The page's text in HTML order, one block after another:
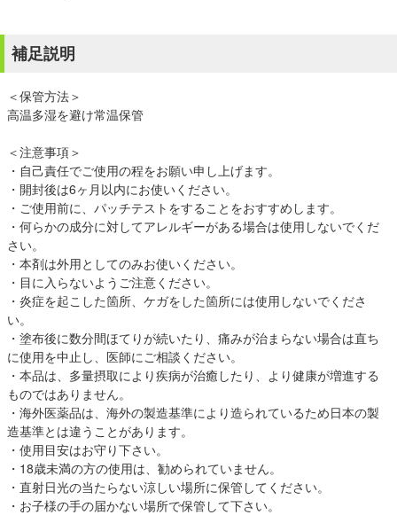
補足説明
＜保管方法＞
高温多湿を避け常温保管
＜注意事項＞
・自己責任でご使用の程をお願い申し上げます。
・開封後は6ヶ月以内にお使いください。
・ご使用前に、パッチテストをすることをおすすめします。
・何らかの成分に対してアレルギーがある場合は使用しないでくだ
さい。
・本剤は外用としてのみお使いください。
・目に入らないようご注意ください。
・炎症を起こした箇所、ケガをした箇所には使用しないでくださ
い。
・塗布後に数分間ほてりが続いたり、痛みが治まらない場合は直ち
に使用を中止し、医師にご相談ください。
・本品は、多量摂取により疾病が治癒したり、より健康が増進する
ものではありません。
・海外医薬品は、海外の製造基準により造られているため日本の製
造基準とは違うことがあります。
・使用目安はお守り下さい。
・18歳未満の方の使用は、勧められていません。
・直射日光の当たらない涼しい場所に保管してください。
・お子様の手の届かない場所で保管して下さい。